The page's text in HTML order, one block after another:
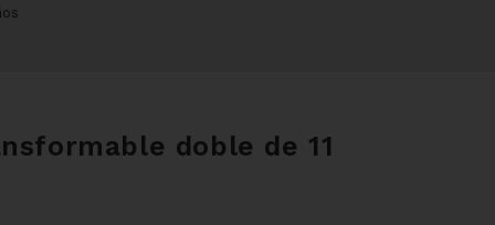
doble de 11